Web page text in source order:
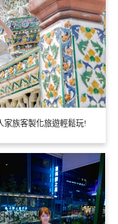
家族客製化旅遊輕鬆玩!